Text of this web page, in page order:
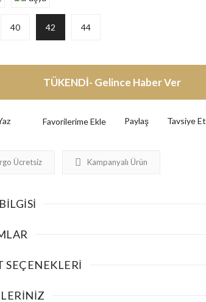
40 42 44
TÜKENDİ- Gelince Haber Ver
Paylaş Tavsiye Et
Ücretsiz Kampanyalı Ürün
SEÇENEKLERI